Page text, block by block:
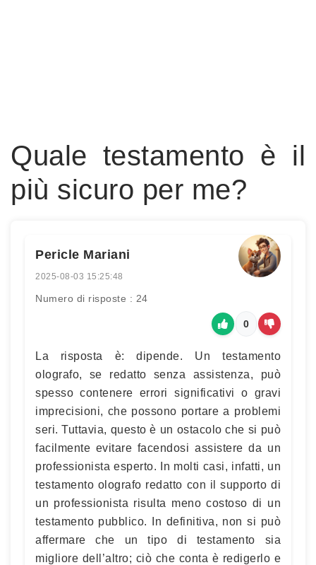
Quale testamento è il
più sicuro per me?
Pericle Mariani
2025-08-03 15:25:48
Numero di risposte : 24
0
La risposta è: dipende. Un testamento
olografo, se redatto senza assistenza, può
spesso contenere errori significativi o gravi
imprecisioni, che possono portare a problemi
seri. Tuttavia, questo è un ostacolo che si può
facilmente evitare facendosi assistere da un
professionista esperto. In molti casi, infatti, un
testamento olografo redatto con il supporto di
un professionista risulta meno costoso di un
testamento pubblico. In definitiva, non si può
affermare che un tipo di testamento sia
migliore dell’altro; ciò che conta è redigerlo e